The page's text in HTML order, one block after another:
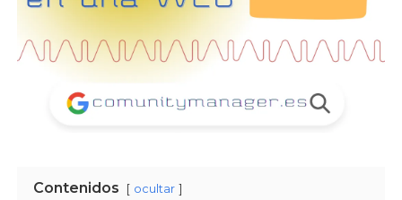
Contenidos ocultar